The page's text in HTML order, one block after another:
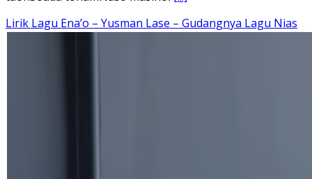
Lirik Lagu Ena’o – Yusman Lase – Gudangnya Lagu Nias